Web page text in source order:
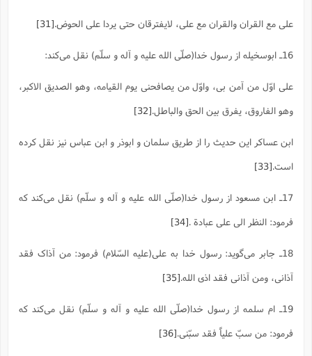
علی مع القران والقران مع علی، لایفترقان حتی یردا علی الحوض.[31]
16ـ ابوسخیله از رسول خدا(صلّی الله علیه و آله و سلّم) نقل می‌کند:
علی اوّل من آمن بی، واوّل من یصافحنی یوم القیامه، وهو الصدیق الاکبر،
وهو الفاروق، یفرق بین الحق والباطل. [32]
ابن عساکر این حدیث را از طریق سلمان و ابوذر و ابن عباس نیز نقل کرده
است.[33]
17ـ ابن مسعود از رسول خدا(صلّی الله علیه و آله و سلّم) نقل می‌کند که
فرمود: النظر الی علی عبادة . [34]
18ـ جابر می‌گوید: رسول خدا به علی(علیه السّلام) فرمود: من آذاک فقد
آذانی، ومن آذانی فقد اذی الله.[35]
19ـ ام سلمه از رسول خدا(صلّی الله علیه و آله و سلّم) نقل می‌کند که
فرمود: من سبّ علیاً فقد سبّنی.[36]